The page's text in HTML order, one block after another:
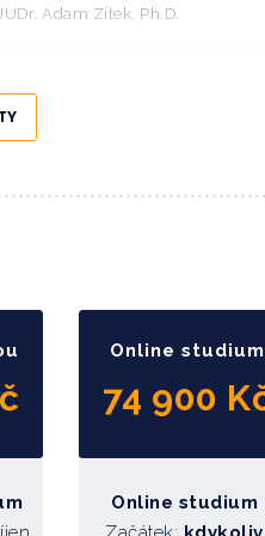
Adam Zítek, Ph.D.
Pietro Andrea Podda, Ph.D.
Miroslav Focht, MBA
Bc. Jan Brodský, DiS.
Patrik Spannbauer
Křivan
Online studium
74 900
Online studium